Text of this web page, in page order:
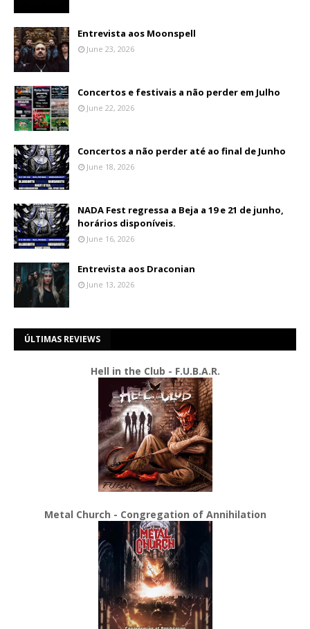
Entrevista aos Moonspell
June 23, 2026
Concertos e festivais a não perder em Julho
June 22, 2026
Concertos a não perder até ao final de Junho
June 18, 2026
NADA Fest regressa a Beja a 19 e 21 de junho,
horários disponíveis.
June 16, 2026
Entrevista aos Draconian
June 13, 2026
ÚLTIMAS REVIEWS
Hell in the Club - F.U.B.A.R.
Metal Church - Congregation of Annihilation